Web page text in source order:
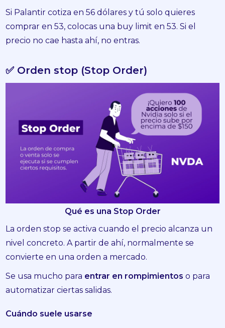
Si Palantir cotiza en 56 dólares y tú solo quieres
comprar en 53, colocas una buy limit en 53. Si el
precio no cae hasta ahí, no entras.
✅ Orden stop (Stop Order)
Qué es una Stop Order
La orden stop se activa cuando el precio alcanza un
nivel concreto. A partir de ahí, normalmente se
convierte en una orden a mercado.
Se usa mucho para entrar en rompimientos o para
automatizar ciertas salidas.
Cuándo suele usarse